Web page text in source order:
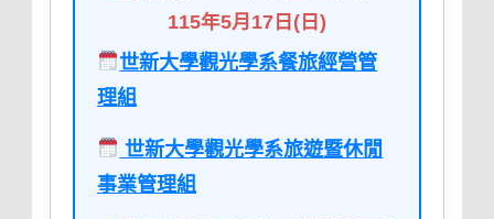
115年5月17日(日)
世新大學觀光學系餐旅經營管
理組
世新大學觀光學系旅遊暨休閒
事業管理組